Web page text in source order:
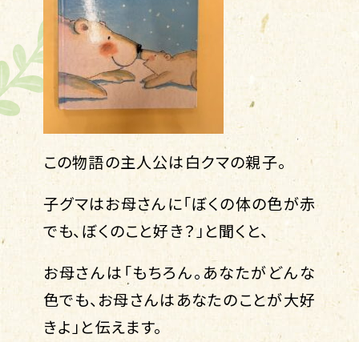
この物語の主人公は白クマの親子。
子グマはお母さんに「ぼくの体の色が赤
でも、ぼくのこと好き？」と聞くと、
お母さんは「もちろん。あなたがどんな
色でも、お母さんはあなたのことが大好
きよ」と伝えます。